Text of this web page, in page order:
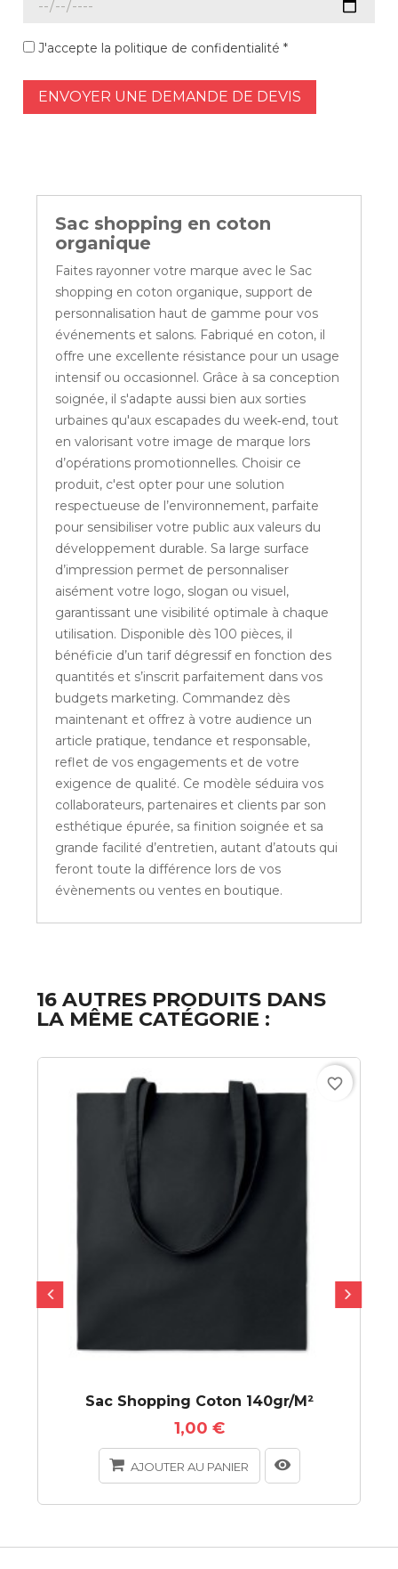
J'accepte la politique de confidentialité *
ENVOYER UNE DEMANDE DE DEVIS
Sac shopping en coton
organique
Faites rayonner votre marque avec le Sac
shopping en coton organique, support de
personnalisation haut de gamme pour vos
événements et salons. Fabriqué en coton, il
offre une excellente résistance pour un usage
intensif ou occasionnel. Grâce à sa conception
soignée, il s'adapte aussi bien aux sorties
urbaines qu'aux escapades du week‑end, tout
en valorisant votre image de marque lors
d’opérations promotionnelles. Choisir ce
produit, c'est opter pour une solution
respectueuse de l’environnement, parfaite
pour sensibiliser votre public aux valeurs du
développement durable. Sa large surface
d’impression permet de personnaliser
aisément votre logo, slogan ou visuel,
garantissant une visibilité optimale à chaque
utilisation. Disponible dès 100 pièces, il
bénéficie d’un tarif dégressif en fonction des
quantités et s’inscrit parfaitement dans vos
budgets marketing. Commandez dès
maintenant et offrez à votre audience un
article pratique, tendance et responsable,
reflet de vos engagements et de votre
exigence de qualité. Ce modèle séduira vos
collaborateurs, partenaires et clients par son
esthétique épurée, sa finition soignée et sa
grande facilité d’entretien, autant d’atouts qui
feront toute la différence lors de vos
évènements ou ventes en boutique.
16 AUTRES PRODUITS DANS
LA MÊME CATÉGORIE :
Sac Shopping Coton 140gr/m²
1,00 €
AJOUTER AU PANIER
favorite_border